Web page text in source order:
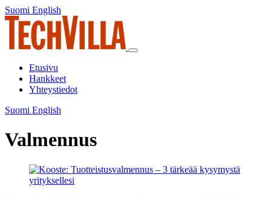
Siirry
sisältöön
Suomi Suomi
English
Päävalikko
Etusivu
Hankkeet
Yhteystiedot
Suomi Suomi
English
Valmennus